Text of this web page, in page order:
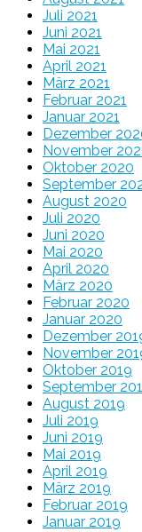
Juli 2021
Juni 2021
Mai 2021
April 2021
März 2021
Februar 2021
Januar 2021
Dezember
November
Oktober 2020
September
August 2020
Juli 2020
Juni 2020
Mai 2020
April 2020
März 2020
Februar 2020
Januar 2020
Dezember
November
Oktober 2019
September
August 2019
Juli 2019
Juni 2019
Mai 2019
April 2019
März 2019
Februar 2019
Januar 2019